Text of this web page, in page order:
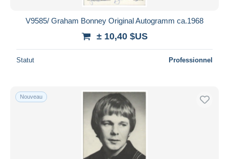
V9585/ Graham Bonney Original Autogramm ca.1968
± 10,40 $US
Statut Professionnel
Nouveau